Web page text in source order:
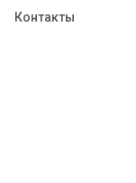
Контакты